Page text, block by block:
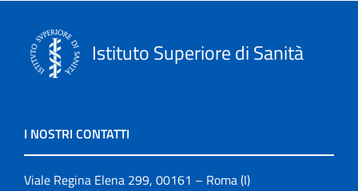
Istituto Superiore di Sanità
I NOSTRI CONTATTI
Viale Regina Elena 299, 00161 – Roma (I)